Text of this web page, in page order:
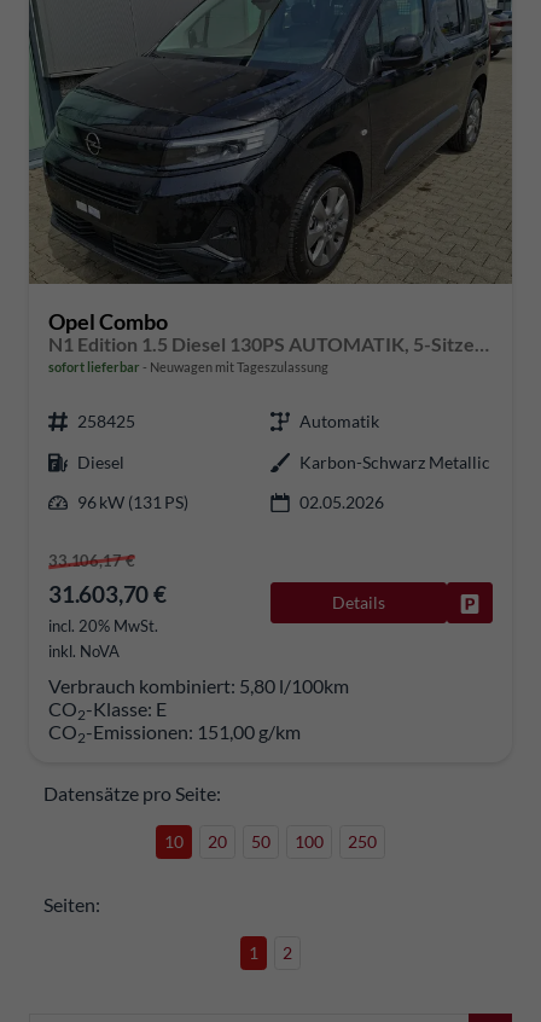
Opel Combo
sofort lieferbar Neuwagen mit Tageszulassung
258425
Automatik
Diesel
Karbon-Schwarz Metallic
96 kW (131 PS)
02.05.2026
33.106,17 €
31.603,70 €
incl. 20% MwSt.
inkl. NoVA
Details
Verbrauch kombiniert: 5,80 l/100km
CO2-Klasse: E
CO2-Emissionen: 151,00 g/km
Datensätze pro Seite:
10 20 50 100 250
Seiten:
1 2